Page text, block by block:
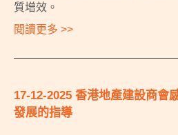
質增效。
閱讀更多 >>
17-12-2025 香港地產建設商會
發展的指導